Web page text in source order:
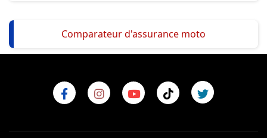
Comparateur d'assurance moto